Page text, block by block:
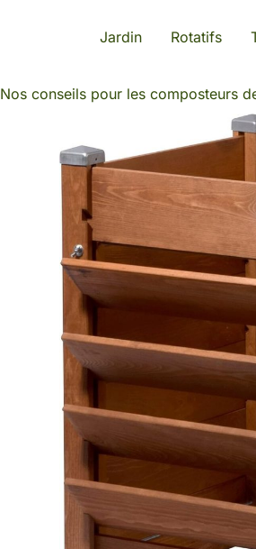
Jardin Rotatifs
Nos conseils pour les composteurs